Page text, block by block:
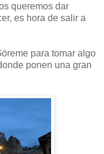
queremos dar
es hora de salir a
para tomar algo
ponen una gran